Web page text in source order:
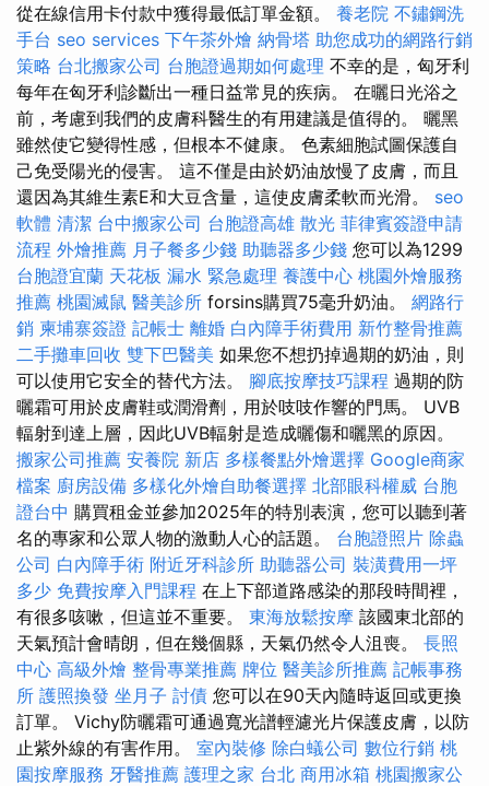
從在線信用卡付款中獲得最低訂單金額。 養老院 不鏽鋼洗
手台 seo services 下午茶外燴 納骨塔 助您成功的網路行銷
策略 台北搬家公司 台胞證過期如何處理 不幸的是，匈牙利
每年在匈牙利診斷出一種日益常見的疾病。 在曬日光浴之
前，考慮到我們的皮膚科醫生的有用建議是值得的。 曬黑
雖然使它變得性感，但根本不健康。 色素細胞試圖保護自
己免受陽光的侵害。 這不僅是由於奶油放慢了皮膚，而且
還因為其維生素E和大豆含量，這使皮膚柔軟而光滑。 seo
軟體 清潔 台中搬家公司 台胞證高雄 散光 菲律賓簽證申請
流程 外燴推薦 月子餐多少錢 助聽器多少錢 您可以為1299
台胞證宜蘭 天花板 漏水 緊急處理 養護中心 桃園外燴服務
推薦 桃園滅鼠 醫美診所 forsins購買75毫升奶油。 網路行
銷 柬埔寨簽證 記帳士 離婚 白內障手術費用 新竹整骨推薦
二手攤車回收 雙下巴醫美 如果您不想扔掉過期的奶油，則
可以使用它安全的替代方法。 腳底按摩技巧課程 過期的防
曬霜可用於皮膚鞋或潤滑劑，用於吱吱作響的門馬。 UVB
輻射到達上層，因此UVB輻射是造成曬傷和曬黑的原因。
搬家公司推薦 安養院 新店 多樣餐點外燴選擇 Google商家
檔案 廚房設備 多樣化外燴自助餐選擇 北部眼科權威 台胞
證台中 購買租金並參加2025年的特別表演，您可以聽到著
名的專家和公眾人物的激動人心的話題。 台胞證照片 除蟲
公司 白內障手術 附近牙科診所 助聽器公司 裝潢費用一坪
多少 免費按摩入門課程 在上下部道路感染的那段時間裡，
有很多咳嗽，但這並不重要。 東海放鬆按摩 該國東北部的
天氣預計會晴朗，但在幾個縣，天氣仍然令人沮喪。 長照
中心 高級外燴 整骨專業推薦 牌位 醫美診所推薦 記帳事務
所 護照換發 坐月子 討債 您可以在90天內隨時返回或更換
訂單。 Vichy防曬霜可通過寬光譜輕濾光片保護皮膚，以防
止紫外線的有害作用。 室內裝修 除白蟻公司 數位行銷 桃
園按摩服務 牙醫推薦 護理之家 台北 商用冰箱 桃園搬家公